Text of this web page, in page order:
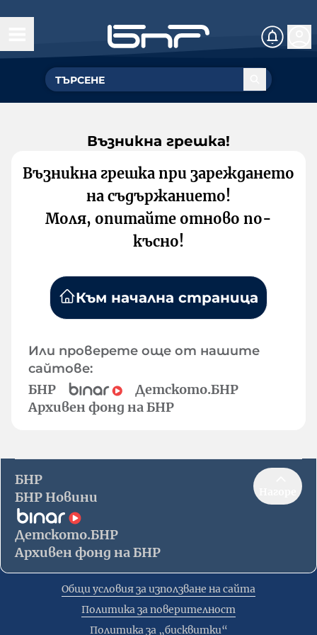
Възникна грешка!
Възникна грешка при зареждането
на съдържанието!
Моля, опитайте отново по-
късно!
Към начална страница
Или проверете още от нашите
сайтове:
БНР
Детското.БНР
Архивен фонд на БНР
БНР
БНР Новини
Детското.БНР
Архивен фонд на БНР
Общи условия за използване на сайта
Политика за поверителност
Политика за „бисквитки“